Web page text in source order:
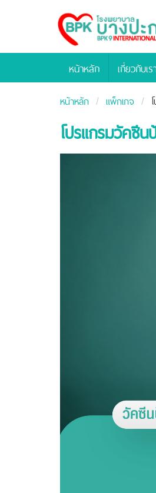
Bangpakok
Hospital
หน้าหลัก เกี่ยวกับเร
หน้าหลัก แพ็กเกจ
โปรแกรมวัคซี